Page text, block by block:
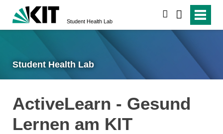
Student Health Lab
Student Health Lab
ActiveLearn - Gesund
Lernen am KIT